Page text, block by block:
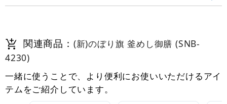
関連商品： (新)のぼり旗 釜めし御膳 (SNB-
4230)
一緒に使うことで、より便利にお使いいただけるアイ
テムをご紹介しています。